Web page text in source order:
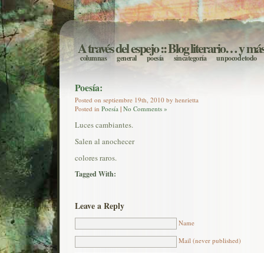
A través del espejo:: Blog literario… y
columnas general poesía sin categoría un poco de todo
Poesía:
Posted on septiembre 19th, 2010 by henrietta
Posted in Poesía | No Comments »
Luces cambiantes.
Salen al anochecer
colores raros.
Tagged With:
Leave a Reply
Name
Mail (never published)